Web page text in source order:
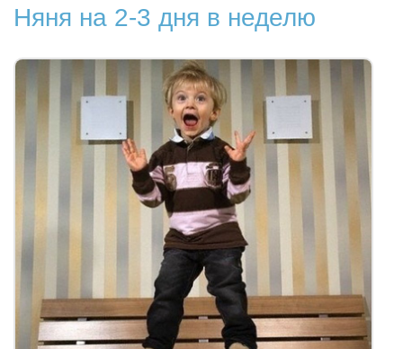
Няня на 2-3 дня в неделю